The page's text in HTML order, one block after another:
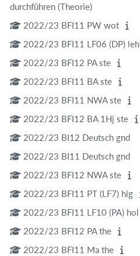
durchführen (Theorie)
2022/23 BFI11 PW wot
2022/23 BFI11 LF06 (DP) leh
2022/23 BFI12 PA ste
2022/23 BFI11 BA ste
2022/23 BFI11 NWA ste
2022/23 BFI12 BA 1Hj ste
2022/23 BI12 Deutsch gnd
2022/23 BI11 Deutsch gnd
2022/23 BFI12 NWA ste
2022/23 BFI11 PT (LF7) hig
2022/23 BFI11 LF10 (PA) hol
2022/23 BFI12 PA the
2022/23 BFI11 Ma the